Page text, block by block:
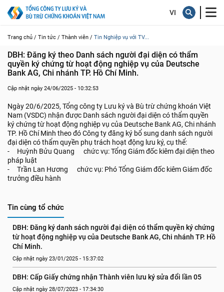
Trang chủ / Tin tức / Thành viên / Tin Nghiệp vụ với TV...
DBH: Đăng ký theo Danh sách người đại diện có thẩm
quyền ký chứng từ hoạt động nghiệp vụ của Deutsche
Bank AG, Chi nhánh TP. Hồ Chí Minh.
Cập nhật ngày 24/06/2025 - 10:32:53
Ngày 20/6/2025, Tổng công ty Lưu ký và Bù trừ chứng khoán Việt
Nam (VSDC) nhận được Danh sách người đại diện có thẩm quyền
ký chứng từ hoạt động nghiệp vụ của Deutsche Bank AG, Chi nhánh
TP. Hồ Chí Minh theo đó Công ty đăng ký bổ sung danh sách người
đại diện có thẩm quyền phụ trách hoạt động lưu ký, cụ thể:
- Huỳnh Bửu Quang chức vụ: Tổng Giám đốc kiêm đại diện theo
pháp luật
- Trần Lan Hương chức vụ: Phó Tổng Giám đốc kiêm Giám đốc
trưởng điều hành
Tin cùng tổ chức
DBH: Đăng ký danh sách người đại diện có thẩm quyền ký chứng
từ hoạt động nghiệp vụ của Deutsche Bank AG, Chi nhánh TP. Hồ
Chí Minh.
Cập nhật ngày 23/01/2025 - 15:37:02
DBH: Cấp Giấy chứng nhận Thành viên lưu ký sửa đổi lần 05
Cập nhật ngày 28/07/2023 - 17:34:30